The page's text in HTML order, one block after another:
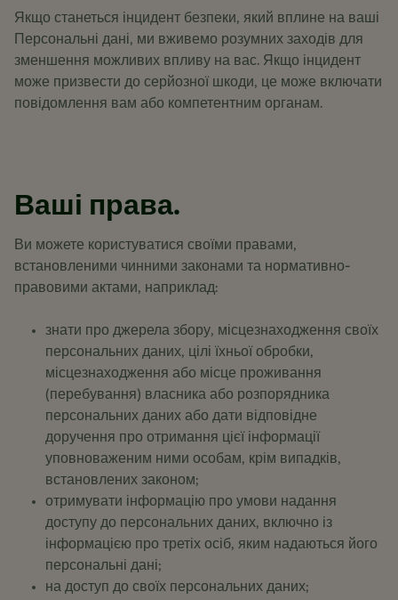
Якщо станеться інцидент безпеки, який вплине на ваші
Персональні дані, ми вживемо розумних заходів для
зменшення можливих впливу на вас. Якщо інцидент
може призвести до серйозної шкоди, це може включати
повідомлення вам або компетентним органам.
Ваші права.
Ви можете користуватися своїми правами,
встановленими чинними законами та нормативно-
правовими актами, наприклад:
знати про джерела збору, місцезнаходження своїх
персональних даних, цілі їхньої обробки,
місцезнаходження або місце проживання
(перебування) власника або розпорядника
персональних даних або дати відповідне
доручення про отримання цієї інформації
уповноваженим ними особам, крім випадків,
встановлених законом;
отримувати інформацію про умови надання
доступу до персональних даних, включно із
інформацією про третіх осіб, яким надаються його
персональні дані;
на доступ до своїх персональних даних;